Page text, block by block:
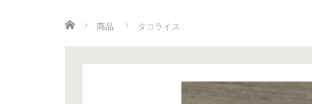
ホーム 商品 タコライス